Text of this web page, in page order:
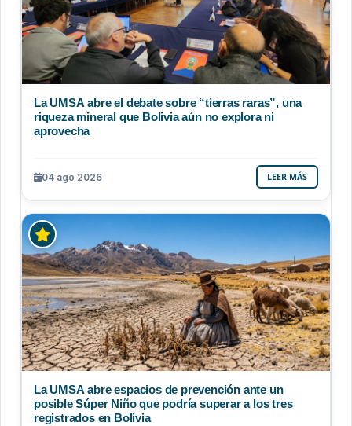
La UMSA abre el debate sobre “tierras raras”, una
riqueza mineral que Bolivia aún no explora ni
aprovecha
04 ago 2026 LEER MÁS
La UMSA abre espacios de prevención ante un
posible Súper Niño que podría superar a los tres
registrados en Bolivia